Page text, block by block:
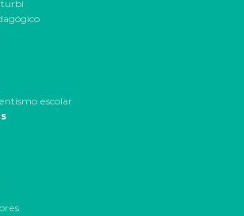
escolar